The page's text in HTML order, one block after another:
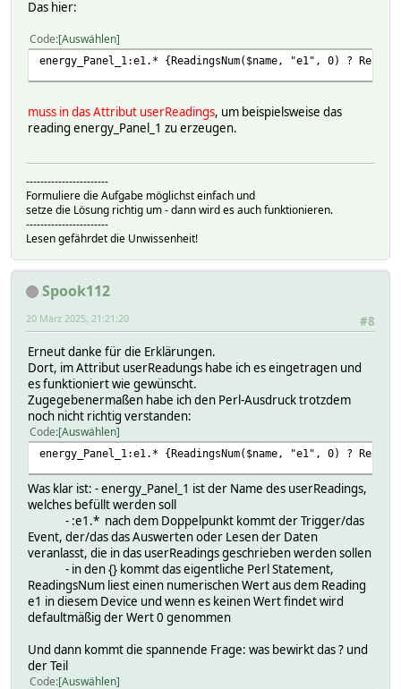
Das hier:
Code Auswählen
energy_Panel_1:e1.* {ReadingsNum($name, "e1", 0) ?
muss in das Attribut userReadings, um beispielsweise das
reading energy_Panel_1 zu erzeugen.
-----------------------
Formuliere die Aufgabe möglichst einfach und
setze die Lösung richtig um - dann wird es auch funktionieren.
-----------------------
Lesen gefährdet die Unwissenheit!
Spook112
#8
20 März 2025, 21:21:20
Erneut danke für die Erklärungen.
Dort, im Attribut userReadungs habe ich es eingetragen und
es funktioniert wie gewünscht.
Zugegebenermaßen habe ich den Perl-Ausdruck trotzdem
noch nicht richtig verstanden:
Code Auswählen
energy_Panel_1:e1.* {ReadingsNum($name, "e1", 0) ?
Was klar ist: - energy_Panel_1 ist der Name des userReadings,
welches befüllt werden soll
- :e1.* nach dem Doppelpunkt kommt der Trigger/das
Event, der/das das Auswerten oder Lesen der Daten
veranlasst, die in das userReadings geschrieben werden sollen
- in den {} kommt das eigentliche Perl Statement,
ReadingsNum liest einen numerischen Wert aus dem Reading
e1 in diesem Device und wenn es keinen Wert findet wird
defaultmäßig der Wert 0 genommen
Und dann kommt die spannende Frage: was bewirkt das ? und
der Teil
Code Auswählen